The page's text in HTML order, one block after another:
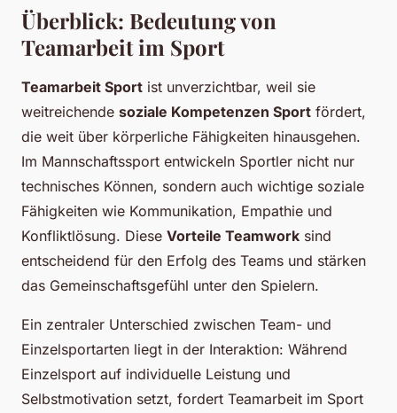
Überblick: Bedeutung von
Teamarbeit im Sport
Teamarbeit Sport ist unverzichtbar, weil sie
weitreichende soziale Kompetenzen Sport fördert,
die weit über körperliche Fähigkeiten hinausgehen.
Im Mannschaftssport entwickeln Sportler nicht nur
technisches Können, sondern auch wichtige soziale
Fähigkeiten wie Kommunikation, Empathie und
Konfliktlösung. Diese Vorteile Teamwork sind
entscheidend für den Erfolg des Teams und stärken
das Gemeinschaftsgefühl unter den Spielern.
Ein zentraler Unterschied zwischen Team- und
Einzelsportarten liegt in der Interaktion: Während
Einzelsport auf individuelle Leistung und
Selbstmotivation setzt, fordert Teamarbeit im Sport